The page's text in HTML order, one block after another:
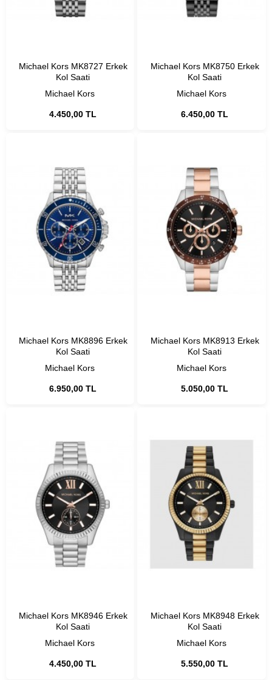
Michael Kors
Michael Kors MK8727 Erkek
Kol Saati
4.450,00 TL
Michael Kors
Michael Kors MK8750 Erkek
Kol Saati
6.450,00 TL
Michael Kors
Michael Kors MK8896 Erkek
Kol Saati
6.950,00 TL
Michael Kors
Michael Kors MK8913 Erkek
Kol Saati
5.050,00 TL
Michael Kors
Michael Kors MK8946 Erkek
Kol Saati
4.450,00 TL
Michael Kors
Michael Kors MK8948 Erkek
Kol Saati
5.550,00 TL